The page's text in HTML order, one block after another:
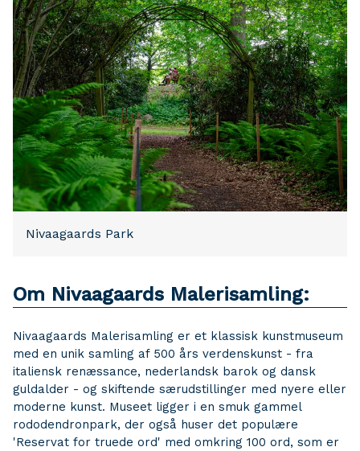
Nivaagaards Park
Om Nivaagaards Malerisamling:
Nivaagaards Malerisamling er et klassisk kunstmuseum
med en unik samling af 500 års verdenskunst - fra
italiensk renæssance, nederlandsk barok og dansk
guldalder - og skiftende særudstillinger med nyere eller
moderne kunst. Museet ligger i en smuk gammel
rododendronpark, der også huser det populære
'Reservat for truede ord' med omkring 100 ord, som er